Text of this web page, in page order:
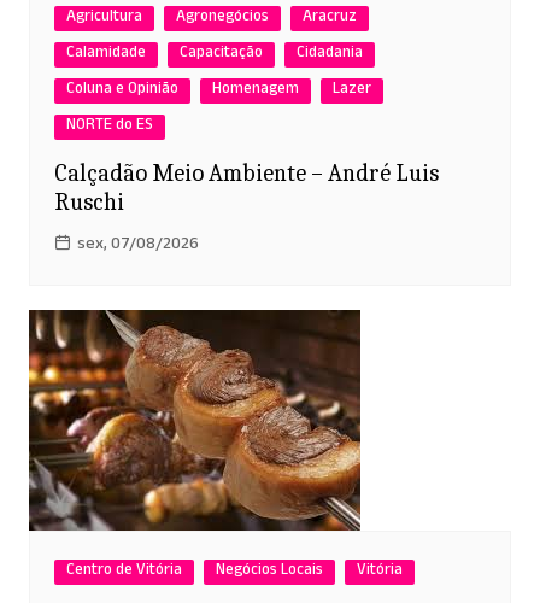
Agricultura Agronegócios
Aracruz
Calamidade
Capacitação
Cidadania
Coluna e Opinião
Homenagem
Lazer
NORTE do ES
Calçadão Meio Ambiente – André Luis
Ruschi
sex, 07/08/2026
Centro de Vitória Negócios Locais Vitória